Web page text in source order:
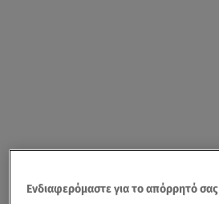
Ενδιαφερόμαστε για το απόρρητό σας